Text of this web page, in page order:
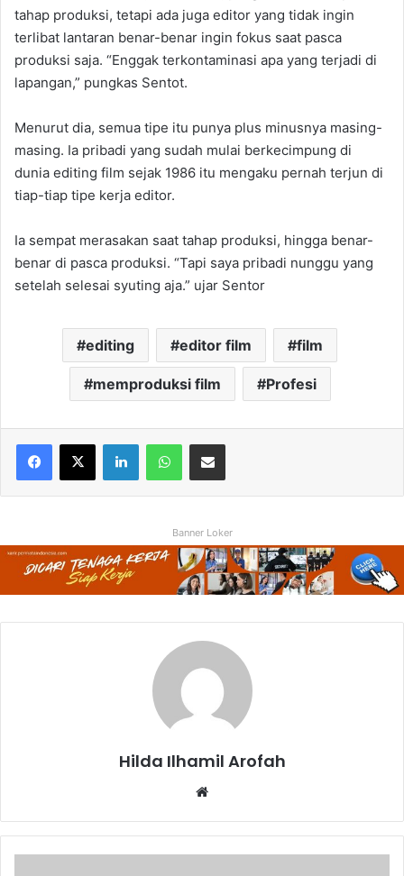
tahap produksi, tetapi ada juga editor yang tidak ingin
terlibat lantaran benar-benar ingin fokus saat pasca
produksi saja. “Enggak terkontaminasi apa yang terjadi di
lapangan,” pungkas Sentot.
Menurut dia, semua tipe itu punya plus minusnya masing-
masing. Ia pribadi yang sudah mulai berkecimpung di
dunia editing film sejak 1986 itu mengaku pernah terjun di
tiap-tiap tipe kerja editor.
Ia sempat merasakan saat tahap produksi, hingga benar-
benar di pasca produksi. “Tapi saya pribadi nunggu yang
setelah selesai syuting aja.” ujar Sentor
editing editor film film
memproduksi film Profesi
Facebook
X LinkedInWhatsAppShare via Email
Banner Loker
Hilda Ilhamil Arofah